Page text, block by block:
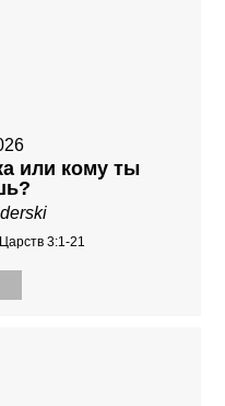
или кому ты
3:1-21